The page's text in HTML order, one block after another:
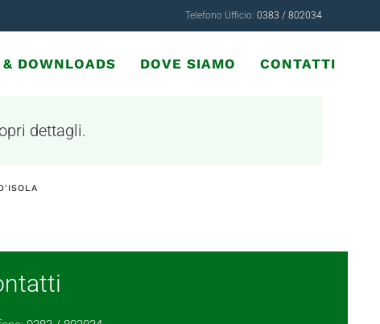
Telefono Ufficio: 0383 / 802034
DOWNLOADS DOVE SIAMO CONTATTI
dettagli.